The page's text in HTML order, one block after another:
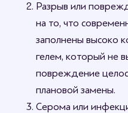
Разрыв или
на то, что
заполнены высоко
гелем, который не
повреждение
плановой замены.
Серома или